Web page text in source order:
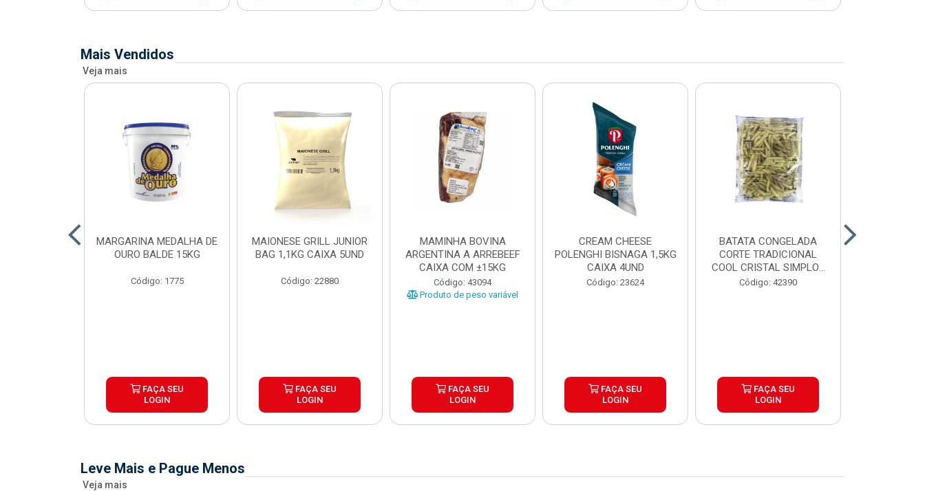
Mais Vendidos
Veja mais
MARGARINA MEDALHA DE
OURO BALDE 15KG
Código: 1775
FAÇA SEU
LOGIN
MAIONESE GRILL JUNIOR
BAG 1,1KG CAIXA 5UND
Código: 22880
FAÇA SEU
LOGIN
MAMINHA BOVINA
ARGENTINA A ARREBEEF
CAIXA COM ±15KG
Código: 43094
Produto de peso variável
FAÇA SEU
LOGIN
CREAM CHEESE
POLENGHI BISNAGA 1,5KG
CAIXA 4UND
Código: 23624
FAÇA SEU
LOGIN
BATATA CONGELADA
CORTE TRADICIONAL
COOL CRISTAL SIMPLOT
CAIX...
Código: 42390
FAÇA SEU
LOGIN
Leve Mais e Pague Menos
Veja mais